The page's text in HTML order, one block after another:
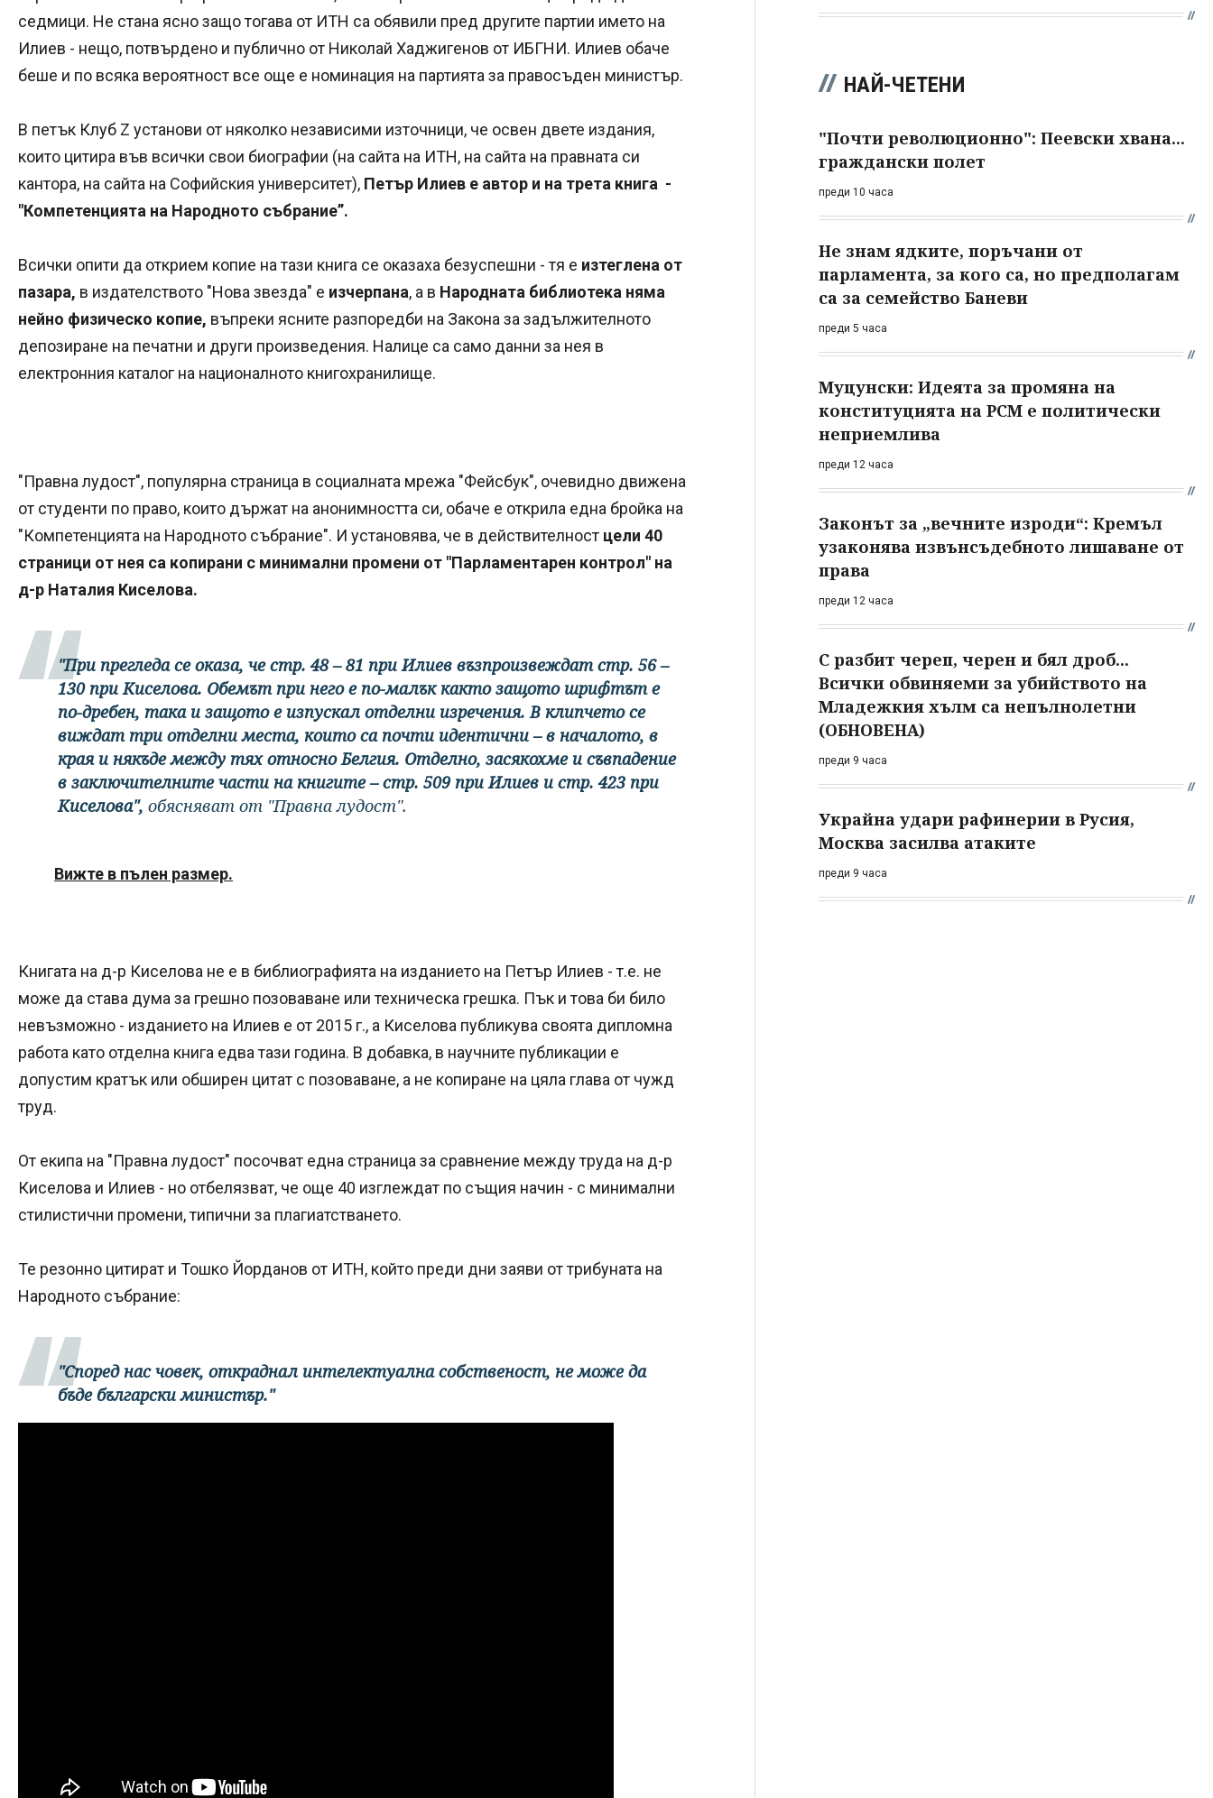
седмици. Не стана ясно защо тогава от ИТН са обявили пред другите партии името на
Илиев - нещо, потвърдено и публично от Николай Хаджигенов от ИБГНИ. Илиев обаче
беше и по всяка вероятност все още е номинация на партията за правосъден министър.
В петък Клуб Z установи от няколко независими източници, че освен двете издания,
които цитира във всички свои биографии (на сайта на ИТН, на сайта на правната си
кантора, на сайта на Софийския университет), Петър Илиев е автор и на трета книга -
"Компетенцията на Народното събрание”.
Всички опити да открием копие на тази книга се оказаха безуспешни - тя е изтеглена от
пазара, в издателството "Нова звезда" е изчерпана, а в Народната библиотека няма
нейно физическо копие, въпреки ясните разпоредби на Закона за задължителното
депозиране на печатни и други произведения. Налице са само данни за нея в
електронния каталог на националното книгохранилище.
"Правна лудост", популярна страница в социалната мрежа "Фейсбук", очевидно движена
от студенти по право, които държат на анонимността си, обаче е открила една бройка на
"Компетенцията на Народното събрание". И установява, че в действителност цели 40
страници от нея са копирани с минимални промени от "Парламентарен контрол" на
д-р Наталия Киселова.
"При прегледа се оказа, че стр. 48 – 81 при Илиев възпроизвеждат стр. 56 –
130 при Киселова. Обемът при него е по-малък както защото шрифтът е
по-дребен, така и защото е изпускал отделни изречения. В клипчето се
виждат три отделни места, които са почти идентични – в началото, в
края и някъде между тях относно Белгия. Отделно, засякохме и съвпадение
в заключителните части на книгите – стр. 509 при Илиев и стр. 423 при
Киселова", обясняват от "Правна лудост".
Вижте в пълен размер.
Книгата на д-р Киселова не е в библиографията на изданието на Петър Илиев - т.е. не
може да става дума за грешно позоваване или техническа грешка. Пък и това би било
невъзможно - изданието на Илиев е от 2015 г., а Киселова публикува своята дипломна
работа като отделна книга едва тази година. В добавка, в научните публикации е
допустим кратък или обширен цитат с позоваване, а не копиране на цяла глава от чужд
труд.
От екипа на "Правна лудост" посочват една страница за сравнение между труда на д-р
Киселова и Илиев - но отбелязват, че още 40 изглеждат по същия начин - с минимални
стилистични промени, типични за плагиатстването.
Те резонно цитират и Тошко Йорданов от ИТН, който преди дни заяви от трибуната на
Народното събрание:
"Според нас човек, откраднал интелектуална собственост, не може да
бъде български министър."
НАЙ-ЧЕТЕНИ
"Почти революционно": Пеевски хвана...
граждански полет
преди 10 часа
Не знам ядките, поръчани от
парламента, за кого са, но предполагам
са за семейство Баневи
преди 5 часа
Муцунски: Идеята за промяна на
конституцията на РСМ е политически
неприемлива
преди 12 часа
Законът за „вечните изроди“: Кремъл
узаконява извънсъдебното лишаване от
права
преди 12 часа
С разбит череп, черен и бял дроб...
Всички обвиняеми за убийството на
Младежкия хълм са непълнолетни
(ОБНОВЕНА)
преди 9 часа
Украйна удари рафинерии в Русия,
Москва засилва атаките
преди 9 часа